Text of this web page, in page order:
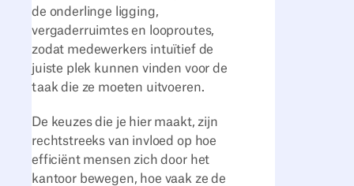
de onderlinge ligging,
vergaderruimtes en looproutes,
zodat medewerkers intuïtief de
juiste plek kunnen vinden voor de
taak die ze moeten uitvoeren.
De keuzes die je hier maakt, zijn
rechtstreeks van invloed op hoe
efficiënt mensen zich door het
kantoor bewegen, hoe vaak ze de